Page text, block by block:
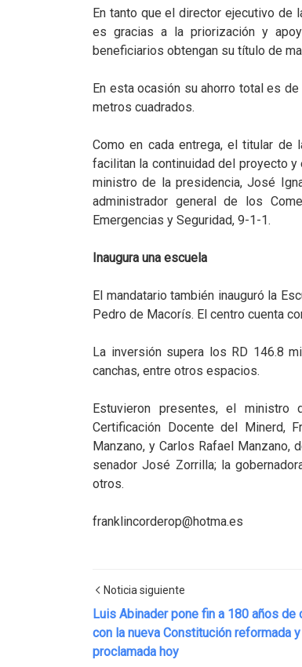
En tanto que el director ejecutivo de
es gracias a la priorización y
beneficiarios obtengan su título de
En esta ocasión su ahorro total es
metros cuadrados.
Como en cada entrega, el titular de
facilitan la continuidad del proyecto
ministro de la presidencia, José
administrador general de los
Emergencias y Seguridad, 9-1-1.
Inaugura una escuela
El mandatario también inauguró la
Pedro de Macorís. El centro cuenta
La inversión supera los RD 146.8
canchas, entre otros espacios.
Estuvieron presentes, el ministro
Certificación Docente del Minerd,
Manzano, y Carlos Rafael Manzano,
senador José Zorrilla; la
otros.
franklincorderop@hotma.es
Noticia siguiente
Luis Abinader pone fin a 180 años de
con la nueva Constitución reformada y
proclamada hoy